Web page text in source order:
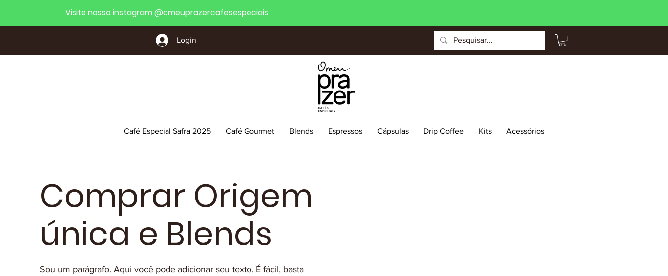
Visite nosso instagram@omeuprazercafesespeciais
Login
Café Especial Safra 2025 Café Gourmet Blends Espressos Cápsulas Drip Coffee Kits Acessórios
Comprar Origem
única e Blends
Sou um parágrafo. Aqui você pode adicionar seu texto. É fácil, basta